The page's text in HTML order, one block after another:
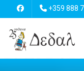
+359 888